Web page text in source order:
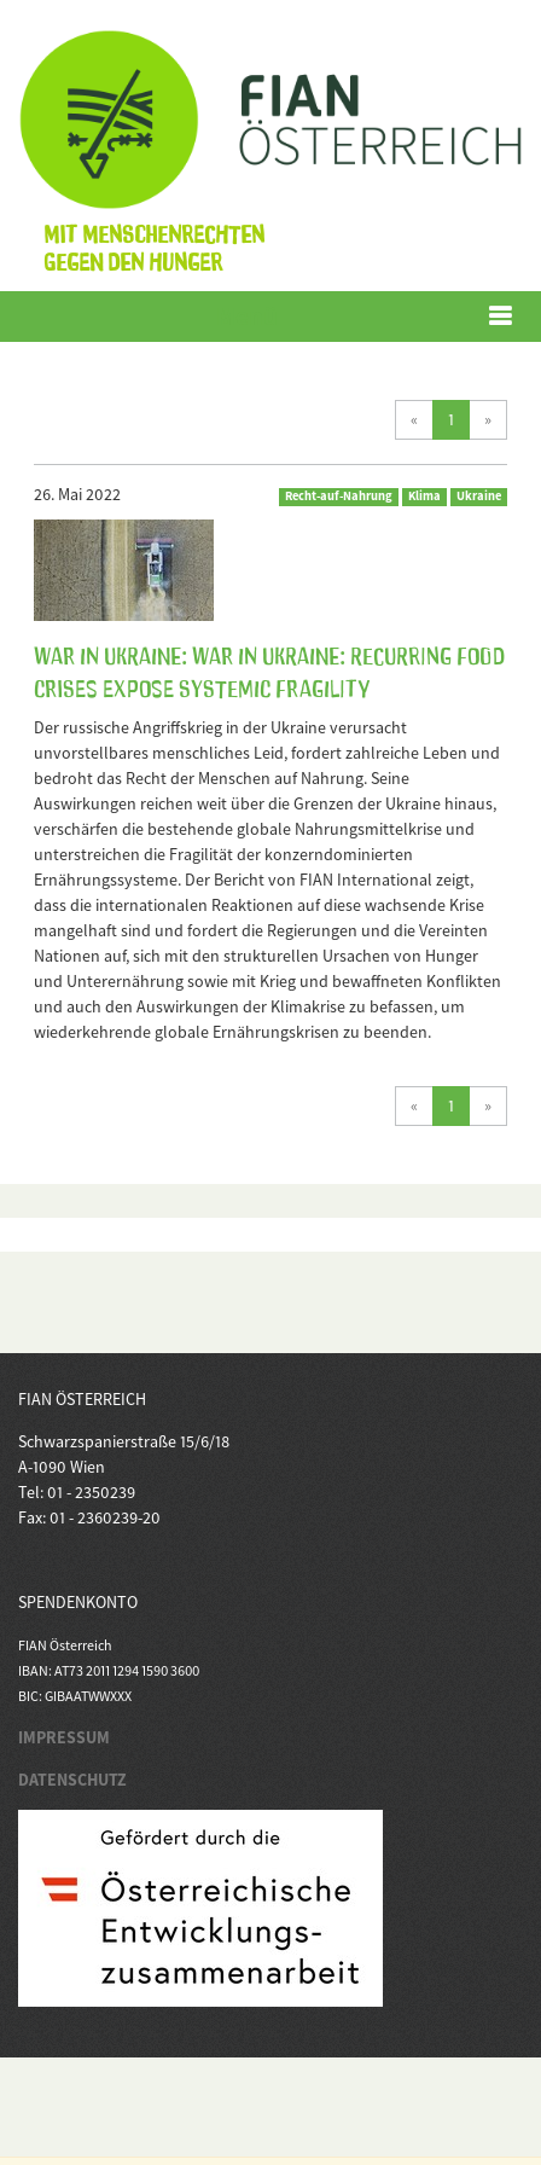
Mit Menschenrechten
gegen den Hunger
« 1 (current)
»
26. Mai 2022 Recht-auf-Nahrung Klima Ukraine
War in Ukraine: War in Ukraine: Recurring Food
Crises Expose Systemic Fragility
Der russische Angriffskrieg in der Ukraine verursacht
unvorstellbares menschliches Leid, fordert zahlreiche Leben und
bedroht das Recht der Menschen auf Nahrung. Seine
Auswirkungen reichen weit über die Grenzen der Ukraine hinaus,
verschärfen die bestehende globale Nahrungsmittelkrise und
unterstreichen die Fragilität der konzerndominierten
Ernährungssysteme. Der Bericht von FIAN International zeigt,
dass die internationalen Reaktionen auf diese wachsende Krise
mangelhaft sind und fordert die Regierungen und die Vereinten
Nationen auf, sich mit den strukturellen Ursachen von Hunger
und Unterernährung sowie mit Krieg und bewaffneten Konflikten
und auch den Auswirkungen der Klimakrise zu befassen, um
wiederkehrende globale Ernährungskrisen zu beenden.
« 1 (current)
»
FIAN ÖSTERREICH
Schwarzspanierstraße 15/6/18
A-1090 Wien
Tel: 01 - 2350239
Fax: 01 - 2360239-20
SPENDENKONTO
FIAN Österreich
IBAN: AT73 2011 1294 1590 3600
BIC: GIBAATWWXXX
IMPRESSUM
DATENSCHUTZ